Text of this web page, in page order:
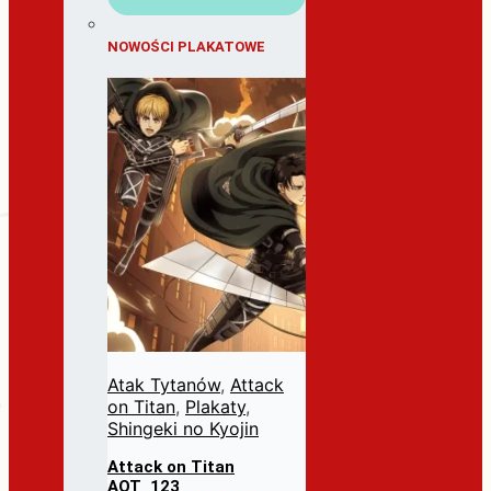
NOWOŚCI PLAKATOWE
Atak Tytanów, Attack
on Titan, Plakaty,
Shingeki no Kyojin
Attack on Titan
AOT_123